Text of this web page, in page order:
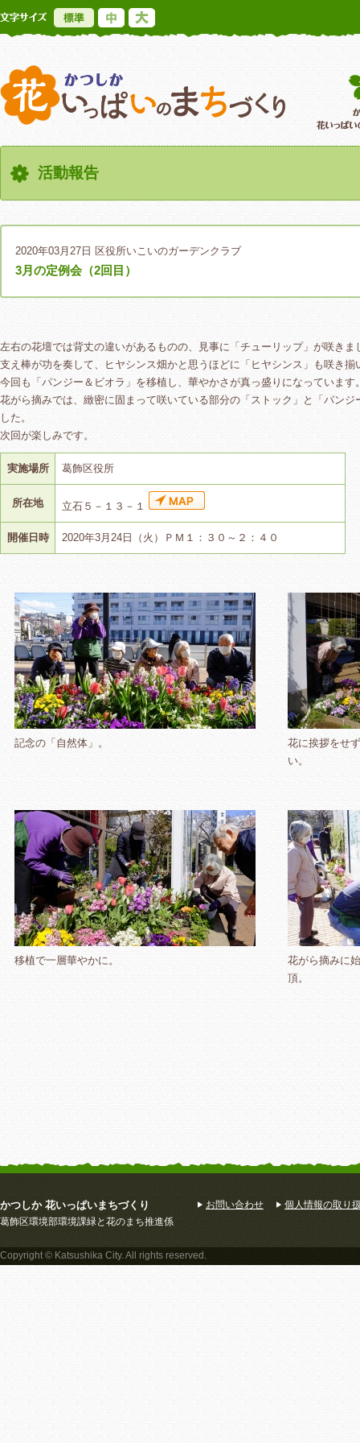
標準
かつしか花い
活動報告
2020年03月27日 区役所いこいのガーデンクラブ
3月の定例会（2回目）
左右の花壇では背丈の違いがあるものの、見事に「チューリップ」が咲きま
支え棒が功を奏して、ヒヤシンス畑かと思うほどに「ヒヤシンス」も咲き揃
今回も「パンジー＆ビオラ」を移植し、華やかさが真っ盛りになっています
花がら摘みでは、緻密に固まって咲いている部分の「ストック」と「パン
した。
次回が楽しみです。
実施場所 葛飾区役所
所在地 立石５－１３－１
開催日時 2020年3月24日（火）ＰＭ１：３０～２：４０
記念の「自然体」。
花に挨拶をせ
い。
移植で一層華やかに。
花がら摘みに
頂。
かつしか 花いっぱいまちづくり
葛飾区環境部環境課緑と花のまち推進係
お問い合わせ 個人情報の取り
Copyright © Katsushika City. All rights reserved.